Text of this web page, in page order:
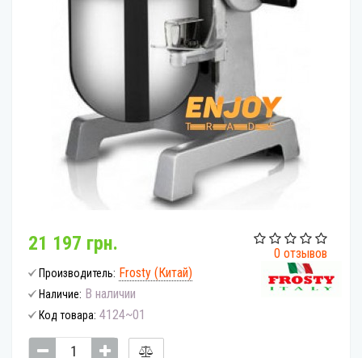
0 отзывов
21 197 грн.
Производитель: Frosty (Китай)
Наличие: В наличии
Код товара: 4124~01